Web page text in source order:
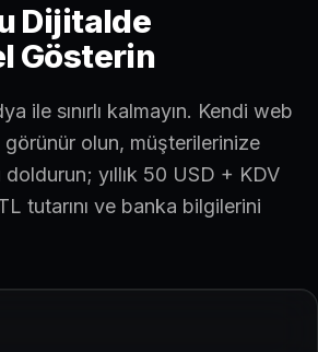
Dijitalde
Gösterin
ile sınırlı kalmayın. Kendi web
görünür olun, müşterilerinize
yıllık 50 USD + KDV
tutarını ve banka bilgilerini